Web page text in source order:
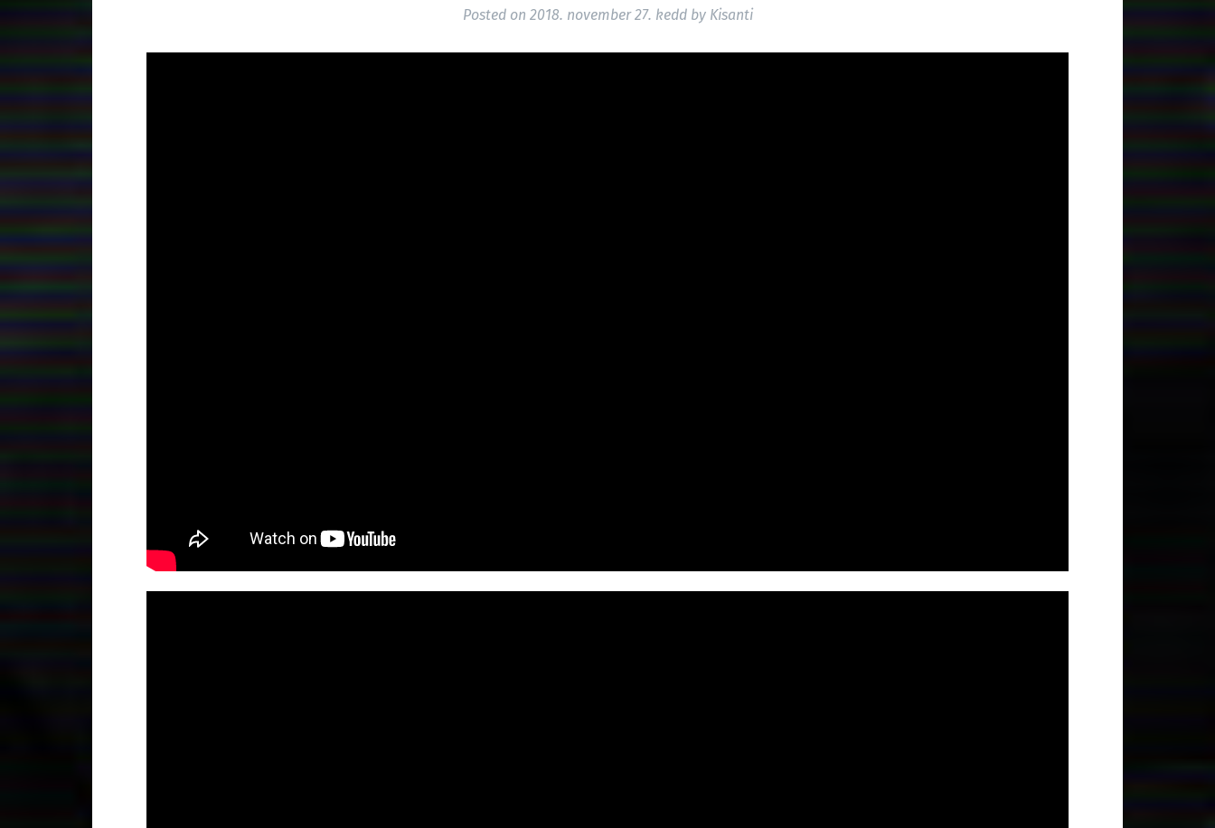
Posted on 2018. november 27. keddby Kisanti